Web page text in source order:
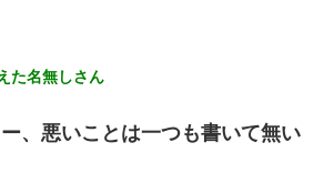
談で「行為させてくれたら許してあげる」
た名無しさん
、悪いことは一つも書いて無い